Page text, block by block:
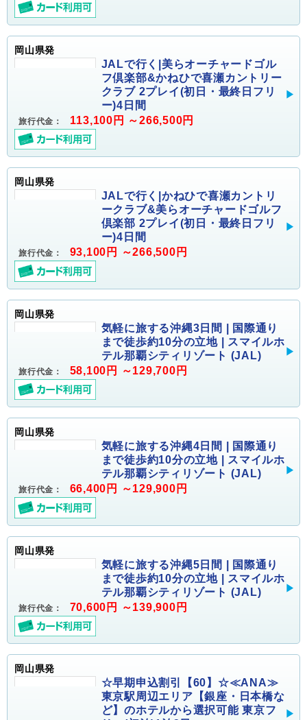
岡山県発
JALで行く|美らオーチャードゴル
フ倶楽部&かねひで喜瀬カントリー
クラブ 2プレイ(初日・最終日フリ
ー)4日間
旅行代金： 113,100円 ～266,500円
岡山県発
JALで行く|かねひで喜瀬カントリ
ークラブ&美らオーチャードゴルフ
倶楽部 2プレイ(初日・最終日フリ
ー)4日間
旅行代金： 93,100円 ～266,500円
岡山県発
気軽に旅する沖縄3日間 | 国際通り
まで徒歩約10分の立地 | スマイルホ
テル那覇シティリゾート (JAL)
旅行代金： 58,100円 ～129,700円
岡山県発
気軽に旅する沖縄4日間 | 国際通り
まで徒歩約10分の立地 | スマイルホ
テル那覇シティリゾート (JAL)
旅行代金： 66,400円 ～129,900円
岡山県発
気軽に旅する沖縄5日間 | 国際通り
まで徒歩約10分の立地 | スマイルホ
テル那覇シティリゾート (JAL)
旅行代金： 70,600円 ～139,900円
岡山県発
☆早期申込割引【60】☆≪ANA≫
東京駅周辺エリア【銀座・日本橋な
ど】のホテルから選択可能 東京フ